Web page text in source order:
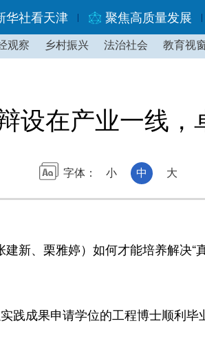
华社看天津 聚焦高质量发展
观察 乡村振兴 法治社会 教育视
设在产业一线
字体： 小 中 大
、栗雅婷）如何才能培养解决“
成果申请学位的工程博士顺利毕